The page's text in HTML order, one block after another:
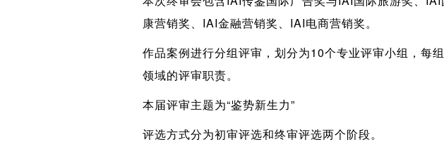
康营销奖、IAI金融营销奖、IAI电商营销奖。
作品案例进行分组评审，划分为10个专业评审小组，每
领域的评审职责。
本届评审主题为“鉴势新生力”
评选方式分为初审评选和终审评选两个阶段。